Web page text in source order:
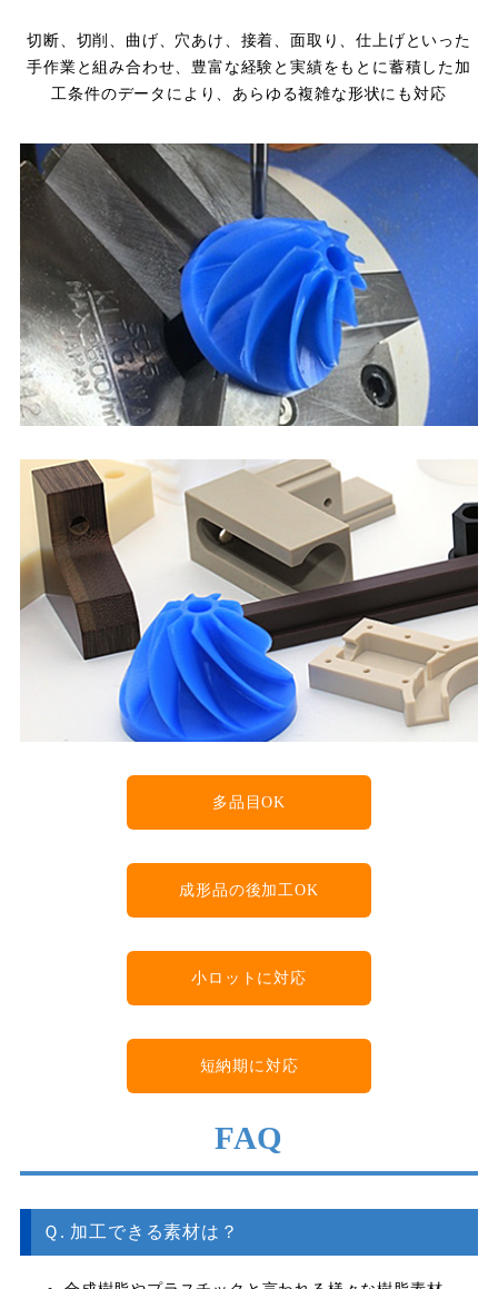
切断、切削、曲げ、穴あけ、接着、面取り、仕上げといった
手作業と組み合わせ、 豊富な経験と実績をもとに蓄積した加
工条件のデータにより、あらゆる複雑な形状にも対応
多品目OK
成形品の後加工OK
小ロットに対応
短納期に対応
FAQ
Ｑ. 加工できる素材は？